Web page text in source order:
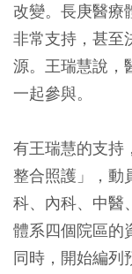
改變。長庚醫療
非常支持，甚至
源。王瑞慧說，
一起參與。
有王瑞慧的支持
整合照護」，動
科、內科、中醫
體系四個院區的
同時，開始編列